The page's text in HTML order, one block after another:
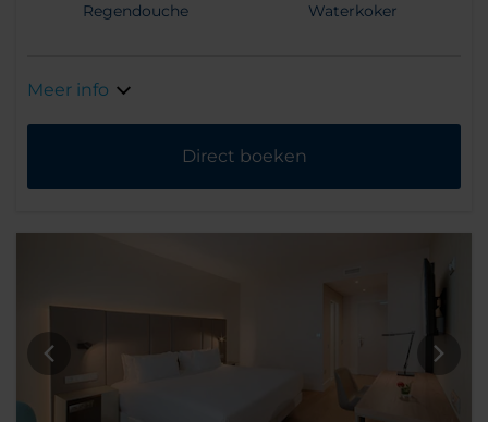
Regendouche Waterkoker
Meer info
Direct boeken